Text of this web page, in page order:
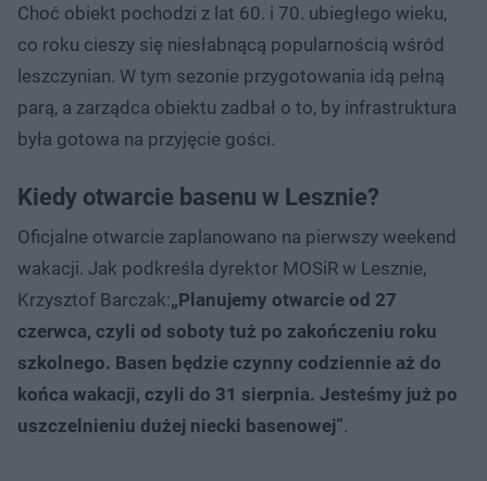
Choć obiekt pochodzi z lat 60. i 70. ubiegłego wieku,
co roku cieszy się niesłabnącą popularnością wśród
leszczynian. W tym sezonie przygotowania idą pełną
parą, a zarządca obiektu zadbał o to, by infrastruktura
była gotowa na przyjęcie gości.
Kiedy otwarcie basenu w Lesznie?
Oficjalne otwarcie zaplanowano na pierwszy weekend
wakacji. Jak podkreśla dyrektor MOSiR w Lesznie,
Krzysztof Barczak:„Planujemy otwarcie od 27
czerwca, czyli od soboty tuż po zakończeniu roku
szkolnego. Basen będzie czynny codziennie aż do
końca wakacji, czyli do 31 sierpnia. Jesteśmy już po
uszczelnieniu dużej niecki basenowej”.